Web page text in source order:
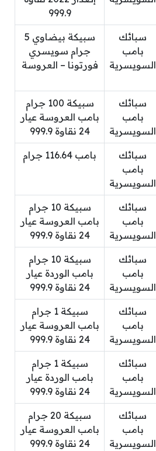
999.9
سبائك
بامب
السويسرية
سبيكة بيضاوي 5
جرام سويسري
فورتونا – العروسة
سبائك
بامب
السويسرية
سبيكة 100 جرام
بامب العروسة عيار
24 نقاوة 999.9
سبائك
بامب
السويسرية
بامب 116.64 جرام
سبائك
بامب
السويسرية
سبيكة 10 جرام
بامب العروسة عيار
24 نقاوة 999.9
سبائك
بامب
السويسرية
سبيكة 10 جرام
بامب الوردة عيار
24 نقاوة 999.9
سبائك
بامب
السويسرية
سبيكة 1 جرام
بامب العروسة عيار
24 نقاوة 999.9
سبائك
بامب
السويسرية
سبيكة 1 جرام
بامب الوردة عيار
24 نقاوة 999.9
سبائك
بامب
السويسرية
سبيكة 20 جرام
بامب العروسة عيار
24 نقاوة 999.9